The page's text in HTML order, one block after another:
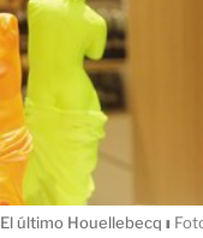
El último Houellebecq ı